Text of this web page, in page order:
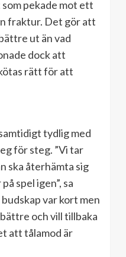
pekade mot ett
fraktur. Det gör att
ut än vad
dock att
rätt för att
tydlig med
för steg. ”Vi tar
ska återhämta sig
spel igen”, sa
var kort men
och vill tillbaka
att tålamod är